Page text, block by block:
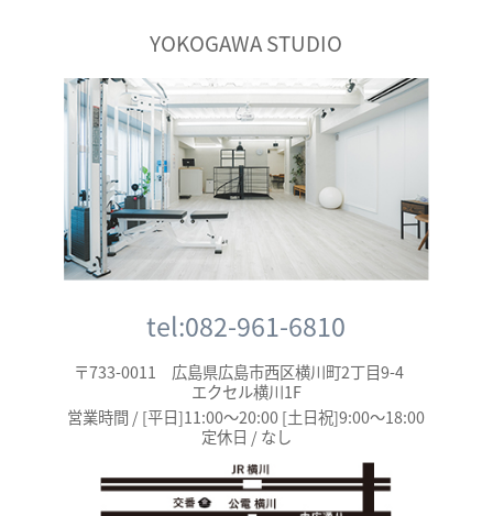
YOKOGAWA STUDIO
tel:082-961-6810
〒733-0011 広島県広島市西区横川町2丁目9-4
エクセル横川1F
営業時間 / [平日]11:00～20:00 [土日祝]9:00～18:00
定休日 / なし